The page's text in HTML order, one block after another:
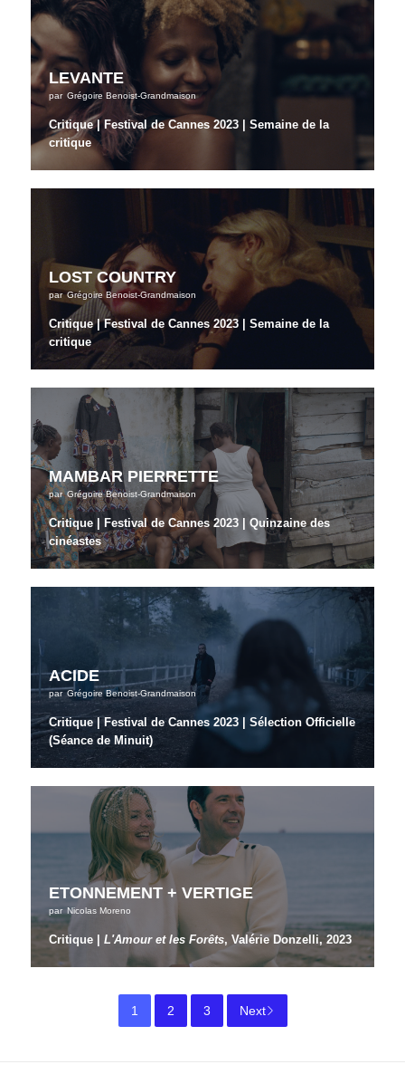
LEVANTE
par Grégoire Benoist-Grandmaison
Critique | Festival de Cannes 2023 | Semaine de la
critique
LOST COUNTRY
par Grégoire Benoist-Grandmaison
Critique | Festival de Cannes 2023 | Semaine de la
critique
MAMBAR PIERRETTE
par Grégoire Benoist-Grandmaison
Critique | Festival de Cannes 2023 | Quinzaine des
cinéastes
ACIDE
par Grégoire Benoist-Grandmaison
Critique | Festival de Cannes 2023 | Sélection Officielle
(Séance de Minuit)
ETONNEMENT + VERTIGE
par Nicolas Moreno
Critique |L'Amour et les Forêts, Valérie Donzelli, 2023
1 2 3 Next